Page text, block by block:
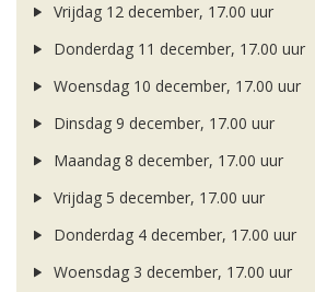
Vrijdag 12 december, 17.00 uur
Donderdag 11 december, 17.00 uur
Woensdag 10 december, 17.00 uur
Dinsdag 9 december, 17.00 uur
Maandag 8 december, 17.00 uur
Vrijdag 5 december, 17.00 uur
Donderdag 4 december, 17.00 uur
Woensdag 3 december, 17.00 uur